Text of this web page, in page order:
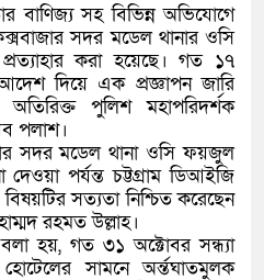
বাণিজ্য সহ বিভিন্ন অভিযোগে
সদর মডেল থানার ওসি
করা হয়েছে। গত ১৭
আদেশ দিয়ে এক প্রজ্ঞাপন জারি
অতিরিক্ত পুলিশ মহাপরিদর্শক
পলাশ।
সদর মডেল থানা ওসি ফয়জুল
পর্যন্ত চট্টগ্রাম ডিআইজি
সত্যতা নিশ্চিত করেছেন
রহমত উল্লাহ।
হয়, গত ৩১ অক্টোবর সন্ধ্যা
সামনে অর্ন্তঘাতমুলক